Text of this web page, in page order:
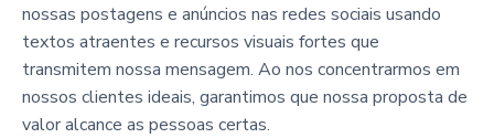
nossas postagens e anúncios nas redes sociais usando
textos atraentes e recursos visuais fortes que
transmitem nossa mensagem. Ao nos concentrarmos em
nossos clientes ideais, garantimos que nossa proposta de
valor alcance as pessoas certas.